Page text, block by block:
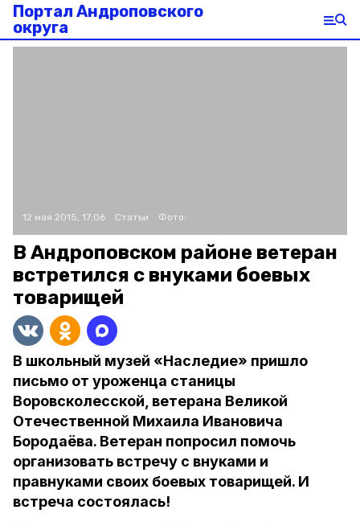
Портал Андроповского
округа
12 мая 2015, 17:06 Статьи Фото:
В Андроповском районе ветеран
встретился с внуками боевых
товарищей
В школьный музей «Наследие» пришло
письмо от уроженца станицы
Воровсколесской, ветерана Великой
Отечественной Михаила Ивановича
Бородаёва. Ветеран попросил помочь
организовать встречу с внуками и
правнуками своих боевых товарищей. И
встреча состоялась!